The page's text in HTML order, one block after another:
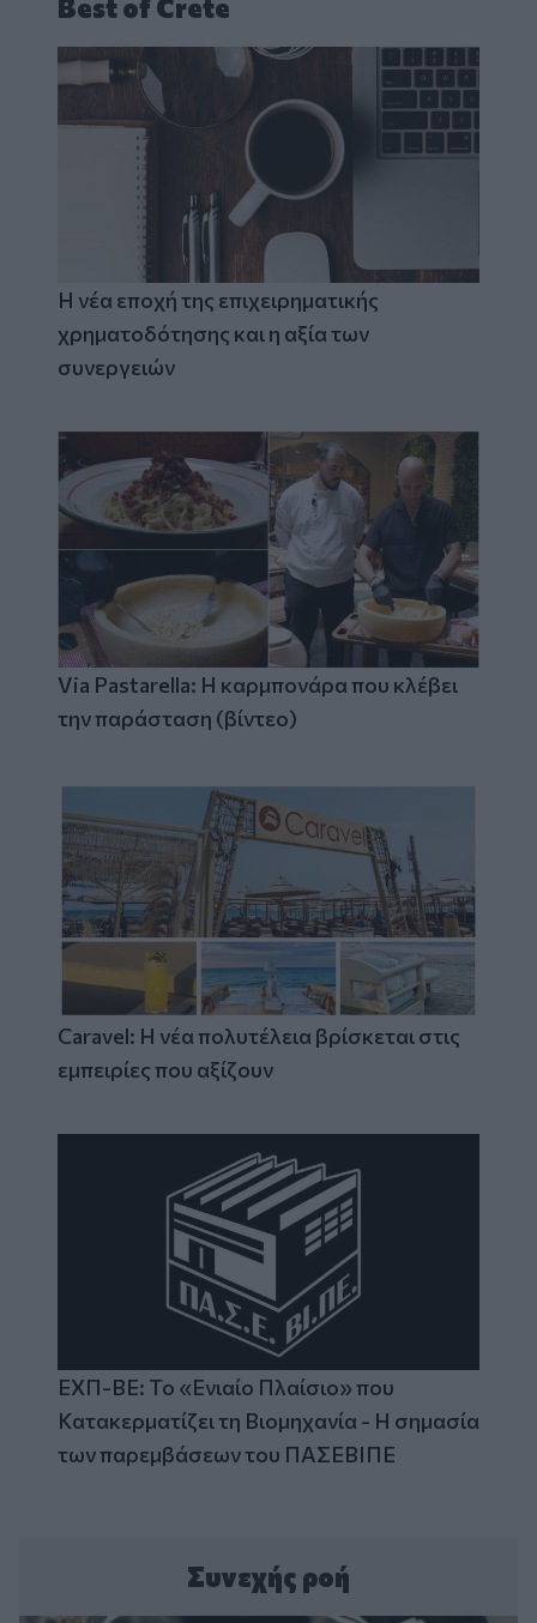
Best of Crete
Η νέα εποχή της επιχειρηματικής
χρηματοδότησης και η αξία των
συνεργειών
Via Pastarella: Η καρμπονάρα που κλέβει
την παράσταση (βίντεο)
Caravel: Η νέα πολυτέλεια βρίσκεται στις
εμπειρίες που αξίζουν
ΕΧΠ-ΒΕ: Το «Ενιαίο Πλαίσιο» που
Κατακερματίζει τη Βιομηχανία - Η σημασία
των παρεμβάσεων του ΠΑΣΕΒΙΠΕ
Συνεχής ροή